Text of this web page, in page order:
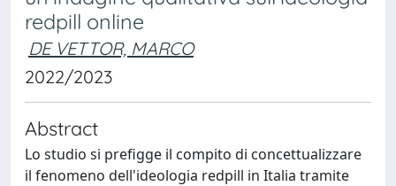
redpill online
DE VETTOR, MARCO
2022/2023
Abstract
Lo studio si prefigge il compito di concettualizzare
il fenomeno dell'ideologia redpill in Italia tramite